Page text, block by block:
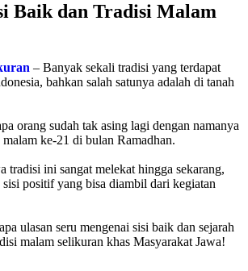
Baik dan Tradisi Malam
– Banyak sekali tradisi yang terdapat
bahkan salah satunya adalah di tanah
orang sudah tak asing lagi dengan namanya
ke-21 di bulan Ramadhan.
tradisi ini sangat melekat hingga sekarang,
sisi positif yang bisa diambil dari kegiatan
ulasan seru mengenai sisi baik dan sejarah
malam selikuran khas Masyarakat Jawa!